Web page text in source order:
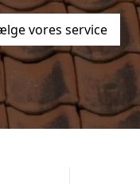
vores service